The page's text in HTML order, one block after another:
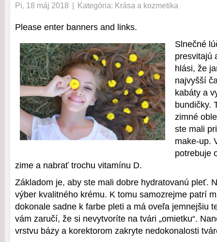
Pi, 18 máj 2018 Kategória: Krása a kozmetika
Please enter banners and links.
Slnečné
presvitajú
hlási, že
najvyšší
kabáty a
bundičky.
zimné
ste mali
make-up.
potrebuje
zime a nabrať trochu vitamínu D.
Základom je, aby ste mali dobre hydratovanú pleť.
výber kvalitného krému. K tomu samozrejme patrí
dokonale sadne k farbe pleti a má oveľa jemnejšiu
vám zaručí, že si nevytvoríte na tvári „omietku“.
vrstvu bázy a korektorom zakryte nedokonalosti